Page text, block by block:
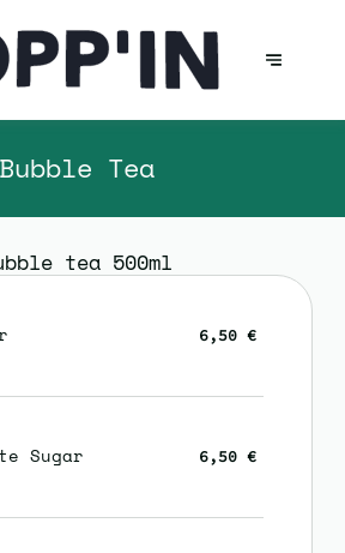
Bubble Tea
tea 500ml
6,50 €
Sugar 6,50 €